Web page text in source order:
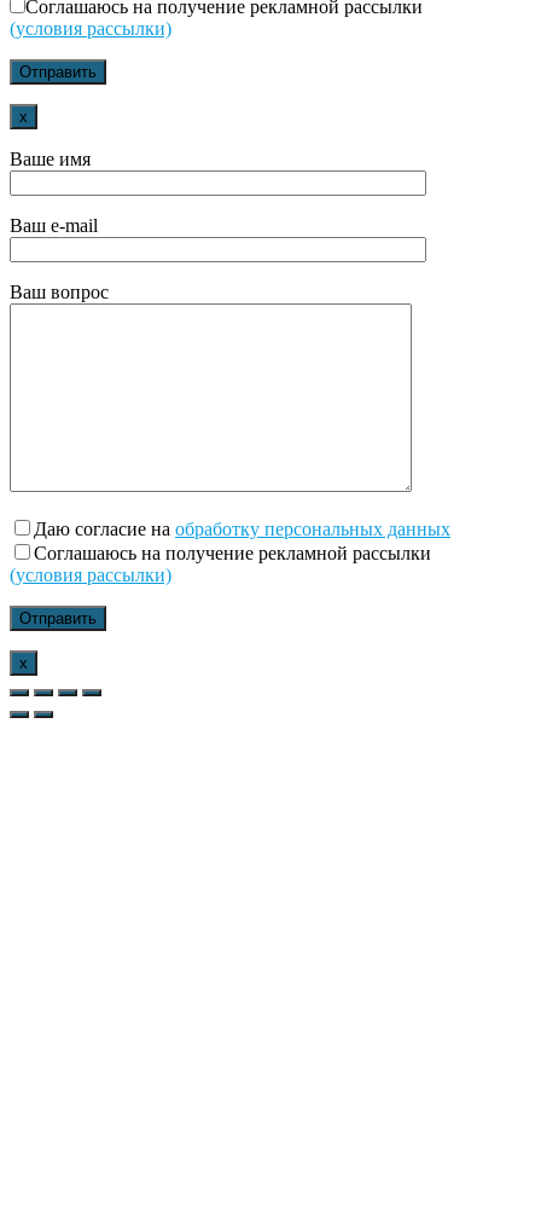
Соглашаюсь на получение рекламной рассылки
(условия рассылки)
x
Ваше имя
Ваш e-mail
Ваш вопрос
Даю согласие на обработку персональных данных
Соглашаюсь на получение рекламной рассылки
(условия рассылки)
x